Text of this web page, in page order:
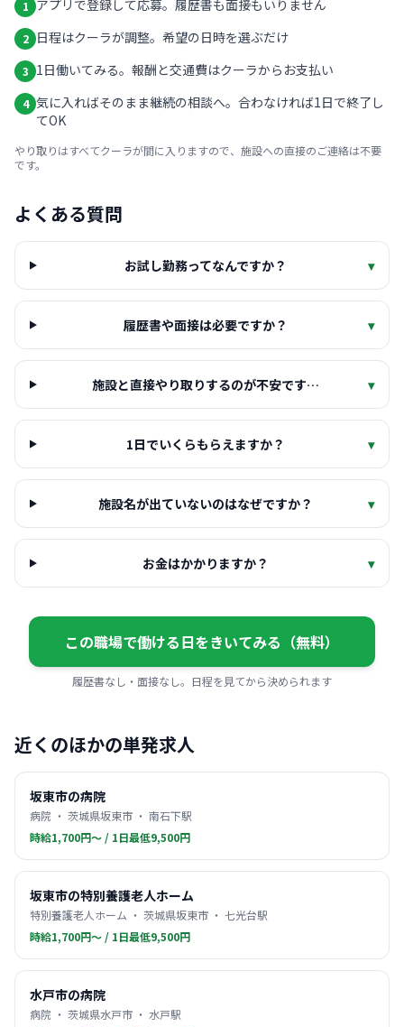
1 アプリで登録して応募。履歴書も面接もいりません
2 日程はクーラが調整。希望の日時を選ぶだけ
3 1日働いてみる。報酬と交通費はクーラからお支払い
4 気に入ればそのまま継続の相談へ。合わなければ1日で終了し
てOK
やり取りはすべてクーラが間に入りますので、施設への直接のご連絡は不要
です。
よくある質問
お試し勤務ってなんですか？ ▾
履歴書や面接は必要ですか？ ▾
施設と直接やり取りするのが不安です… ▾
1日でいくらもらえますか？ ▾
施設名が出ていないのはなぜですか？ ▾
お金はかかりますか？ ▾
この職場で働ける日をきいてみる（無料）
履歴書なし・面接なし。日程を見てから決められます
近くのほかの単発求人
坂東市の病院
病院 ・ 茨城県坂東市 ・ 南石下駅
時給1,700円〜 / 1日最低9,500円
坂東市の特別養護老人ホーム
特別養護老人ホーム ・ 茨城県坂東市 ・ 七光台駅
時給1,700円〜 / 1日最低9,500円
水戸市の病院
病院 ・ 茨城県水戸市 ・ 水戸駅